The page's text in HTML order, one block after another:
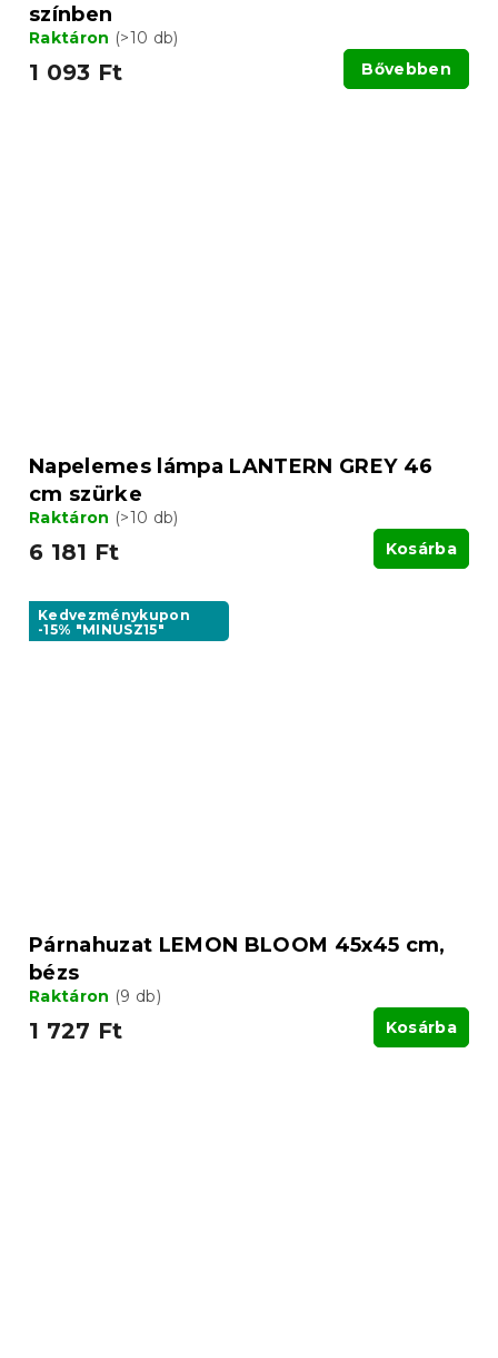
színben
Raktáron (>10 db)
1 093 Ft Bővebben
Napelemes lámpa LANTERN GREY 46
cm szürke
Raktáron (>10 db)
6 181 Ft Kosárba
Kedvezménykupon
-15% "MINUSZ15"
Párnahuzat LEMON BLOOM 45x45 cm,
bézs
Raktáron (9 db)
1 727 Ft Kosárba